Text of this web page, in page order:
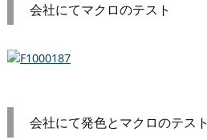
会社にてマクロのテスト
会社にて発色とマクロのテスト